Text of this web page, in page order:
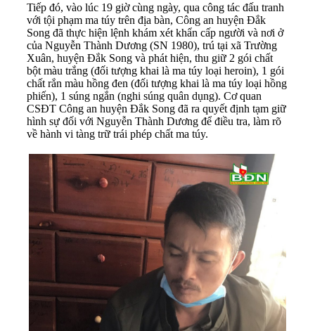
Tiếp đó, vào lúc 19 giờ cùng ngày, qua công tác đấu tranh
với tội phạm ma túy trên địa bàn, Công an huyện Đắk
Song đã thực hiện lệnh khám xét khẩn cấp người và nơi ở
của Nguyễn Thành Dương (SN 1980), trú tại xã Trường
Xuân, huyện Đắk Song và phát hiện, thu giữ 2 gói chất
bột màu trắng (đối tượng khai là ma túy loại heroin), 1 gói
chất rắn màu hồng đen (đối tượng khai là ma túy loại hồng
phiến), 1 súng ngắn (nghi súng quân dụng). Cơ quan
CSĐT Công an huyện Đắk Song đã ra quyết định tạm giữ
hình sự đối với Nguyễn Thành Dương để điều tra, làm rõ
về hành vi tàng trữ trái phép chất ma túy.